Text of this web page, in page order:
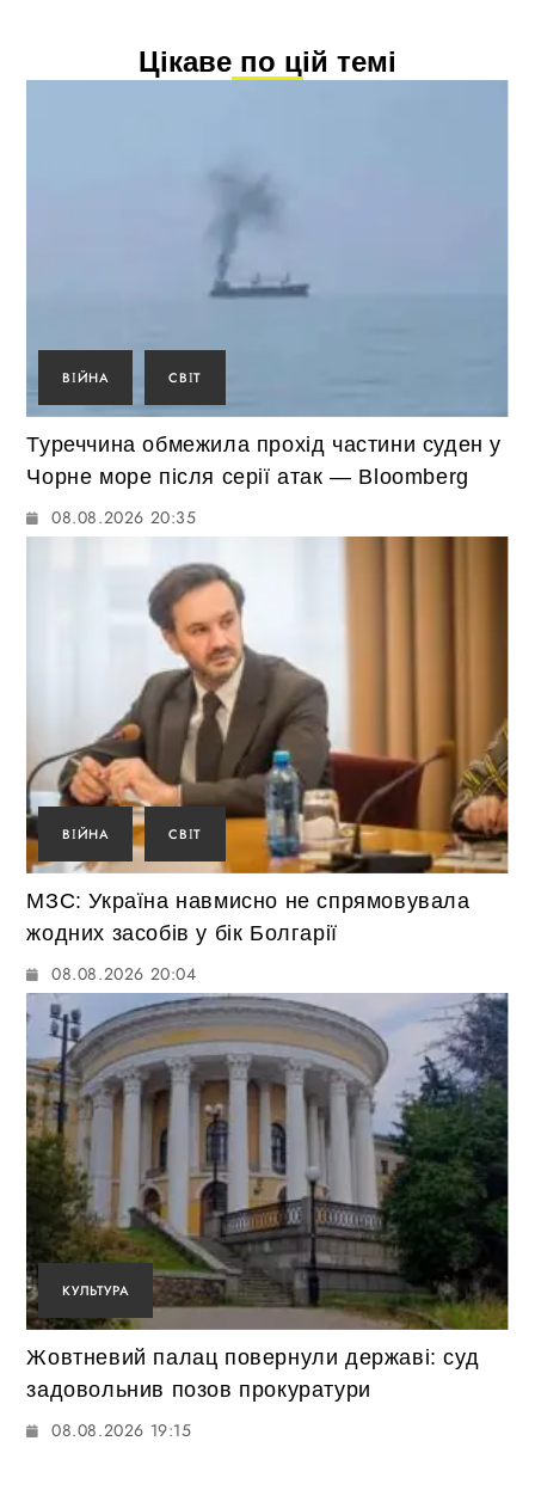
Цікаве по цій темі
ВІЙНА СВІТ
Туреччина обмежила прохід частини суден у
Чорне море після серії атак — Bloomberg
08.08.2026 20:35
ВІЙНА СВІТ
МЗС: Україна навмисно не спрямовувала
жодних засобів у бік Болгарії
08.08.2026 20:04
КУЛЬТУРА
Жовтневий палац повернули державі: суд
задовольнив позов прокуратури
08.08.2026 19:15